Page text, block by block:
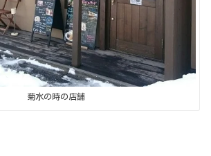
菊水の時の店舗